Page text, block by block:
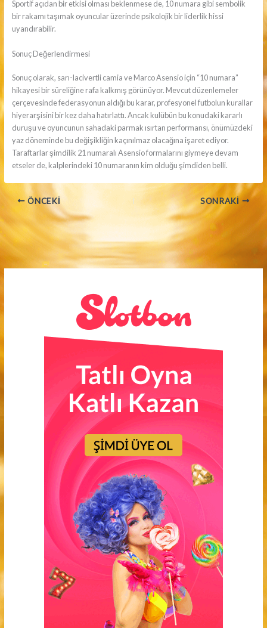
Sportif açıdan bir etkisi olması beklenmese de, 10 numara gibi sembolik
bir rakamı taşımak oyuncular üzerinde psikolojik bir liderlik hissi
uyandırabilir.
Sonuç Değerlendirmesi
Sonuç olarak, sarı-lacivertli camia ve Marco Asensio için “10 numara”
hikayesi bir süreliğine rafa kalkmış görünüyor. Mevcut düzenlemeler
çerçevesinde federasyonun aldığı bu karar, profesyonel futbolun kurallar
hiyerarşisini bir kez daha hatırlattı. Ancak kulübün bu konudaki kararlı
duruşu ve oyuncunun sahadaki parmak ısırtan performansı, önümüzdeki
yaz döneminde bu değişikliğin kaçınılmaz olacağına işaret ediyor.
Taraftarlar şimdilik 21 numaralı Asensio formalarını giymeye devam
etseler de, kalplerindeki 10 numaranın kim olduğu şimdiden belli.
ÖNCEKI SONRAKI